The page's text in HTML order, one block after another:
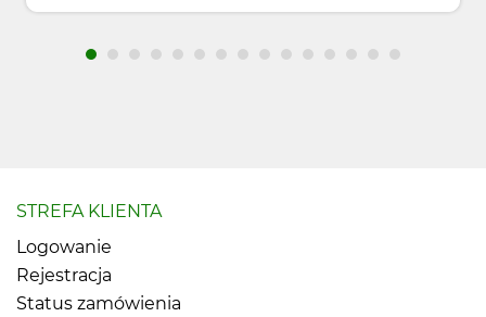
STREFA KLIENTA
Logowanie
Rejestracja
Status zamówienia